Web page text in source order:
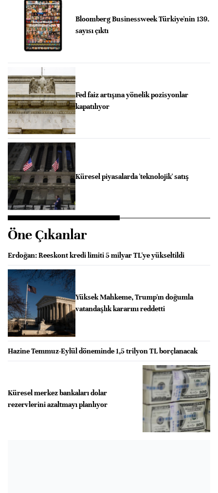
Bloomberg Businessweek Türkiye'nin 139.
sayısı çıktı
Fed faiz artışına yönelik pozisyonlar
kapatılıyor
Küresel piyasalarda 'teknolojik' satış
Öne Çıkanlar
Erdoğan: Reeskont kredi limiti 5 milyar TL'ye yükseltildi
Yüksek Mahkeme, Trump'ın doğumla
vatandaşlık kararını reddetti
Hazine Temmuz-Eylül döneminde 1,5 trilyon TL borçlanacak
Küresel merkez bankaları dolar
rezervlerini azaltmayı planlıyor